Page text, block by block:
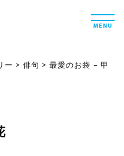
t
o
e
MENU
ー > 俳句 > 最愛のお袋 – 甲